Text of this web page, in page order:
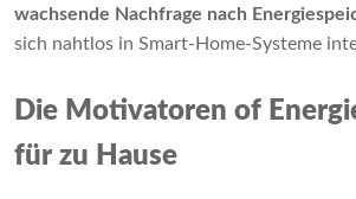
wachsende Nachfrage nach
sich nahtlos in Smart-Home-Systeme
Die Motivatoren of
für zu Hause